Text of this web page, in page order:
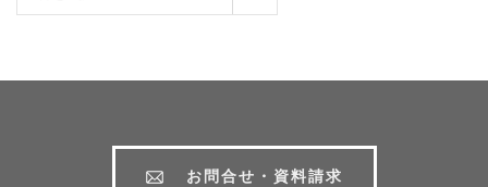
お問合せ・資料請求